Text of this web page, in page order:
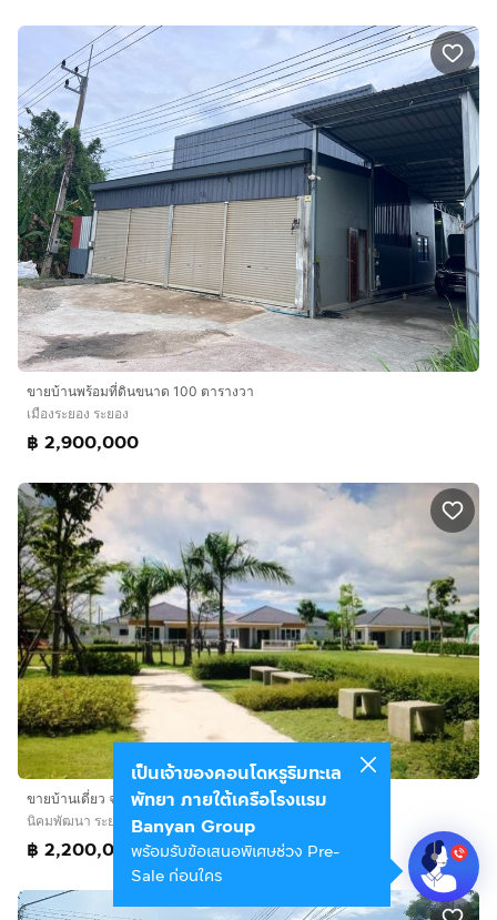
ขายบ้านพร้อมที่ดินขนาด 100 ตารางวา
เมืองระยอง ระยอง
฿ 2,900,000
ขายบ้านเดี่ยว จ. ระยอง (อ.นิคมพัฒนา)
นิคมพัฒนา ระยอง
฿ 2,200,000
เป็นเจ้าของคอนโดหรูริมทะเล
พัทยา ภายใต้เครือโรงแรม
Banyan Group
พร้อมรับข้อเสนอพิเศษช่วง Pre-
Sale ก่อนใคร